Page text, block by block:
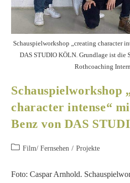
Schauspielworkshop „creating character
DAS STUDIO KÖLN. Grundlage ist die
Rothcoaching
Schauspielworkshop
character intense“
Benz von DAS
Film/ Fernsehen / Projekte
Foto: Caspar Arnhold.